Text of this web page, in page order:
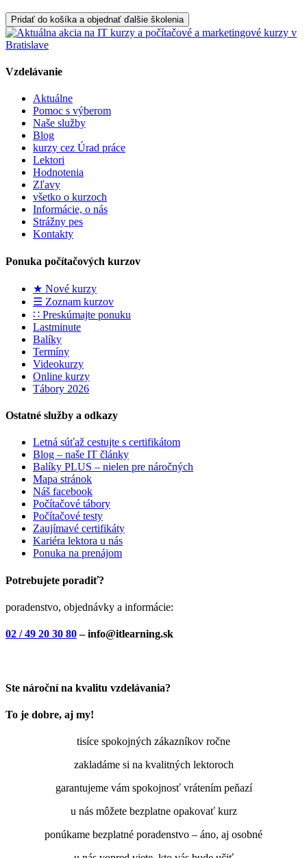
Pridať do košíka a objednať ďalšie školenia
Vzdelávanie
Aktuálne
Pomoc s výberom
Naše služby
Blog
kurzy cez Úrad práce
Lektori
Hodnotenia
Zľavy
všetko o kurzoch
Informácie, o nás
Strážny pes
Kontakty
Ponuka počítačových kurzov
★ Nové kurzy
☰ Zoznam kurzov
∷ Preskúmajte ponuku
Lastminute
Balíky
Termíny
Videokurzy
Online kurzy
Tábory 2026
Ostatné služby a odkazy
Letná súťaž cestujte s certifikátom
Blog – naše IT články
Balíky PLUS – nielen pre náročných
Mapa stránok
Náš facebook
Počítačové tábory
Počítačové testy
Zaujímavé certifikáty
Kariéra lektora u nás
Ponuka na prenájom
Potrebujete poradiť?
poradenstvo, objednávky a informácie:
02 / 49 20 30 80– info@itlearning.sk
Ste nároční na kvalitu vzdelávania?
To je dobre, aj my!
tisíce spokojných zákazníkov ročne
zakladáme si na kvalitných lektoroch
garantujeme vám spokojnosť vrátením peňazí
u nás môžete bezplatne opakovať kurz
ponúkame bezplatné poradenstvo – áno, aj osobné